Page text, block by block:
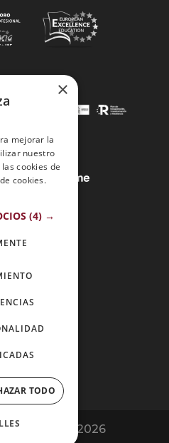
| Copyright 2026
×
mejorar la
nuestro
cookies de
cookies.
(4) →
TODO